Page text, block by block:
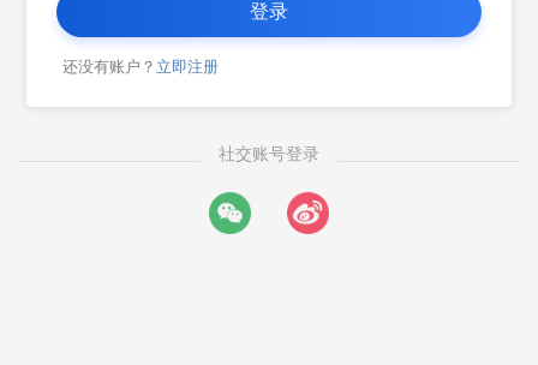
登录
还没有账户？ 立即注册
社交账号登录